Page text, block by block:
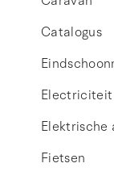
Catalogus
Electriciteit
Elektrische
Fietsen